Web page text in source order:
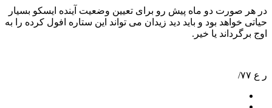
در هر صورت دو ماه پیش رو برای تعیین وضعیت آینده ایسکو بسیار
حیاتی خواهد بود و باید دید زیدان می تواند این ستاره افول کرده را به
اوج برگرداند یا خیر.
ر ع ۷۷/